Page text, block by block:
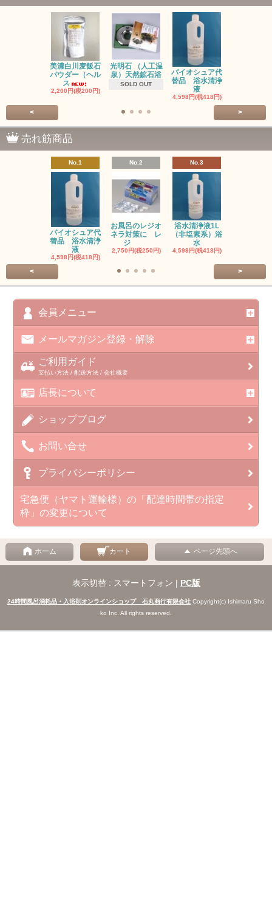
美濃白川麦飯石
パウダー（ヘル
ス
2,200円(税200円)
光明石 （人工温
泉）天然鉱石浴
SOLD OUT
バイオシュア代
替品 浴水清浄
液
4,598円(税418円)
< >
売れ筋商品
No.1
バイオシュア代
替品 浴水清浄
液
4,598円(税418円)
No.2
お風呂のレジオ
ネラ対策に レ
ジ
2,750円(税250円)
No.3
浴水清浄液1L
（非塩素系）浴
水
4,598円(税418円)
< >
会員メニュー
メールマガジン登録・解除
ご利用ガイド
支払い方法 / 配送方法 / 会社概要
店長について
ショップブログ
お問い合せ
プライバシーポリシー
宅急便（ヤマト運輸様）の「配達時間帯の指定
枠」の変更について
ホーム カート ページ先頭へ
表示切替 : スマートフォン | PC版
24時間風呂消耗品・入浴剤オンラインショップ 石丸商行有限会社 Copyright(c) Ishimaru Sho
ko Inc. All rights reserved.